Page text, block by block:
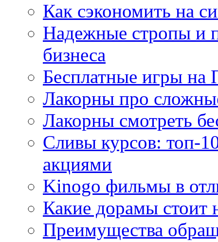
Как сэкономить на
Надежные стропы и
бизнеса
Бесплатные игры на
Лакорны про
Лакорны смотреть
Сливы курсов: топ-
акциями
Kinogo фильмы в
Какие дорамы стоит
Преимущества